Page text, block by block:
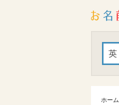
ホーム